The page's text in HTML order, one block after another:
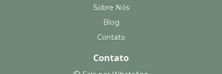
Sobre Nós
Blog
Contato
Contato